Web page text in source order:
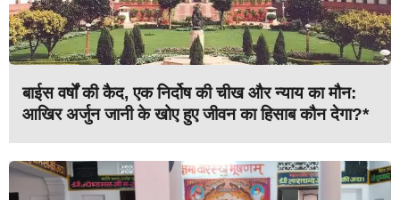
बाईस वर्षों की कैद, एक निर्दोष की चीख और न्याय का मौन:
आखिर अर्जुन जानी के खोए हुए जीवन का हिसाब कौन देगा?*